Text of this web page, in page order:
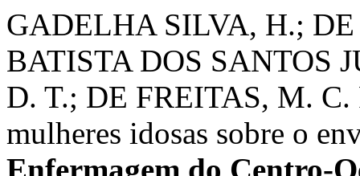
GADELHA SILVA, H.;
BATISTA DOS SANTOS
D. T.; DE FREITAS, M. C.
mulheres idosas sobre o